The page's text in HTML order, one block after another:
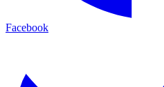
Facebook